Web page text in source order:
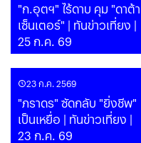
"ก.อุตฯ" ไร้ดาบ คุม "ดาต้า
เซ็นเตอร์" | ทันข่าวเที่ยง |
25 ก.ค. 69
23 ก.ค. 2569
"ภราดร" ซัดกลับ "ยิ่งชีพ"
เป็นเหยื่อ | ทันข่าวเที่ยง |
23 ก.ค. 69